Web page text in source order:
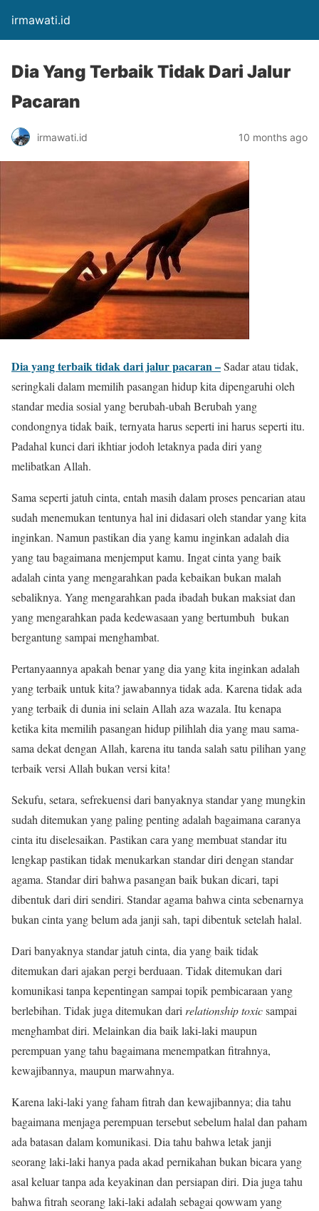
irmawati.id
Dia Yang Terbaik Tidak Dari Jalur
Pacaran
irmawati.id 10 months ago
Dia yang terbaik tidak dari jalur pacaran –Sadar atau tidak,
seringkali dalam memilih pasangan hidup kita dipengaruhi oleh
standar media sosial yang berubah-ubah Berubah yang
condongnya tidak baik, ternyata harus seperti ini harus seperti itu.
Padahal kunci dari ikhtiar jodoh letaknya pada diri yang
melibatkan Allah.
Sama seperti jatuh cinta, entah masih dalam proses pencarian atau
sudah menemukan tentunya hal ini didasari oleh standar yang kita
inginkan. Namun pastikan dia yang kamu inginkan adalah dia
yang tau bagaimana menjemput kamu. Ingat cinta yang baik
adalah cinta yang mengarahkan pada kebaikan bukan malah
sebaliknya. Yang mengarahkan pada ibadah bukan maksiat dan
yang mengarahkan pada kedewasaan yang bertumbuh bukan
bergantung sampai menghambat.
Pertanyaannya apakah benar yang dia yang kita inginkan adalah
yang terbaik untuk kita? jawabannya tidak ada. Karena tidak ada
yang terbaik di dunia ini selain Allah aza wazala. Itu kenapa
ketika kita memilih pasangan hidup pilihlah dia yang mau sama-
sama dekat dengan Allah, karena itu tanda salah satu pilihan yang
terbaik versi Allah bukan versi kita!
Sekufu, setara, sefrekuensi dari banyaknya standar yang mungkin
sudah ditemukan yang paling penting adalah bagaimana caranya
cinta itu diselesaikan. Pastikan cara yang membuat standar itu
lengkap pastikan tidak menukarkan standar diri dengan standar
agama. Standar diri bahwa pasangan baik bukan dicari, tapi
dibentuk dari diri sendiri. Standar agama bahwa cinta sebenarnya
bukan cinta yang belum ada janji sah, tapi dibentuk setelah halal.
Dari banyaknya standar jatuh cinta, dia yang baik tidak
ditemukan dari ajakan pergi berduaan. Tidak ditemukan dari
komunikasi tanpa kepentingan sampai topik pembicaraan yang
berlebihan. Tidak juga ditemukan dari relationship toxicsampai
menghambat diri. Melainkan dia baik laki-laki maupun
perempuan yang tahu bagaimana menempatkan fitrahnya,
kewajibannya, maupun marwahnya.
Karena laki-laki yang faham fitrah dan kewajibannya; dia tahu
bagaimana menjaga perempuan tersebut sebelum halal dan paham
ada batasan dalam komunikasi. Dia tahu bahwa letak janji
seorang laki-laki hanya pada akad pernikahan bukan bicara yang
asal keluar tanpa ada keyakinan dan persiapan diri. Dia juga tahu
bahwa fitrah seorang laki-laki adalah sebagai qowwam yang